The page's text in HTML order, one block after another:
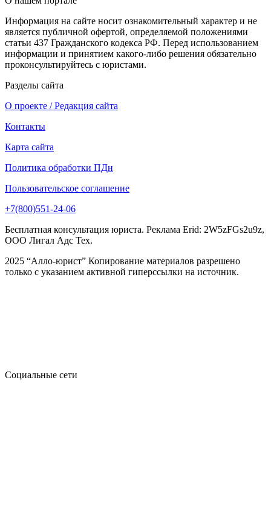
Информация на сайте носит ознакомительный характер и не
является публичной офертой, определяемой положениями
статьи 437 Гражданского кодекса РФ. Перед использованием
информации и принятием какого-либо решения обязательно
проконсультируйтесь с юристами.
Разделы сайта
О проекте / Редакция сайта
Контакты
Карта сайта
Политика обработки ПДн
Пользовательское соглашение
+7(800)551-24-06
Бесплатная консультация юриста. Реклама Erid: 2W5zFGs2u9z,
ООО Лигал Адс Тех.
2025 “Алло-юрист” Копирование материалов разрешено
только с указанием активной гиперссылки на источник.
Социальные сети